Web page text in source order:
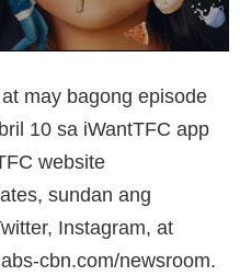
may bagong episode
10 sa iWantTFC app
website
sundan ang
Instagram, at
cbn.com/newsroom.